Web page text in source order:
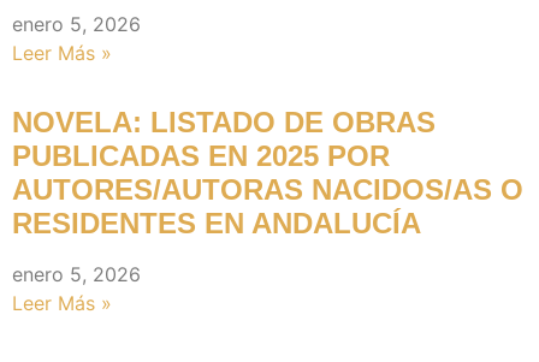
enero 5, 2026
Leer Más »
NOVELA: LISTADO DE OBRAS
PUBLICADAS EN 2025 POR
AUTORES/AUTORAS NACIDOS/AS O
RESIDENTES EN ANDALUCÍA
enero 5, 2026
Leer Más »